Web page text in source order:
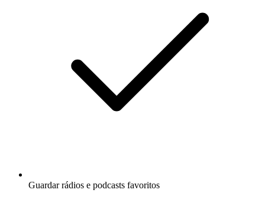
Guardar rádios e podcasts favoritos